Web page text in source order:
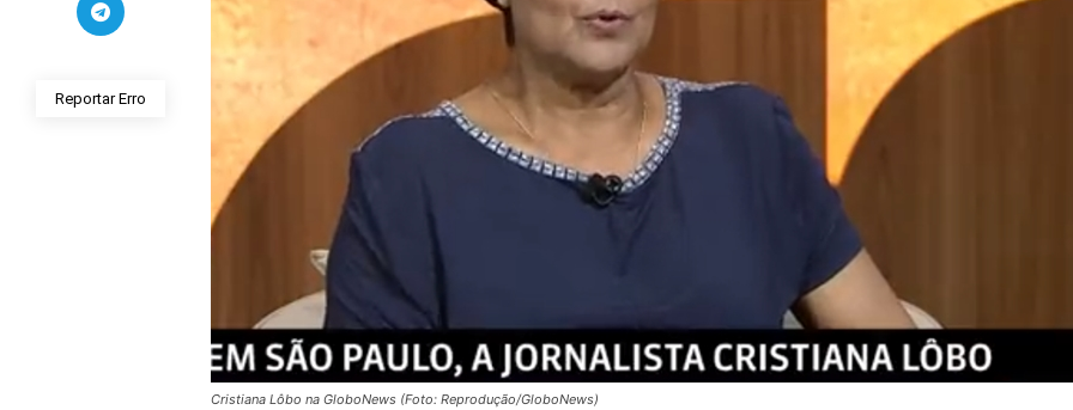
Reportar Erro
Cristiana Lôbo na GloboNews (Foto: Reprodução/GloboNews)